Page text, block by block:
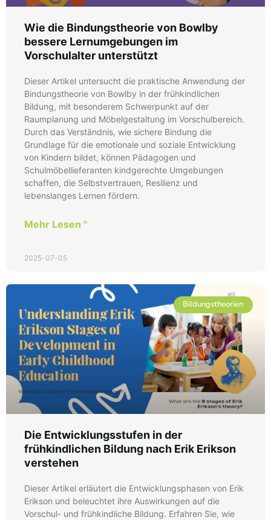
Wie die Bindungstheorie von Bowlby
bessere Lernumgebungen im
Vorschulalter unterstützt
Dieser Artikel untersucht die praktische Anwendung der
Bindungstheorie von Bowlby in der frühkindlichen
Bildung, mit besonderem Schwerpunkt auf der
Raumplanung und Möbelgestaltung im Vorschulbereich.
Durch das Verständnis, wie sichere Bindung die
Grundlage für die emotionale und soziale Entwicklung
von Kindern bildet, können Pädagogen und
Schulmöbellieferanten kindgerechte Umgebungen
schaffen, die Selbstvertrauen, Resilienz und
lebenslanges Lernen fördern.
Mehr Lesen "
2025-07-05
Bildungstheorien
Die Entwicklungsstufen in der
frühkindlichen Bildung nach Erik Erikson
verstehen
Dieser Artikel erläutert die Entwicklungsphasen von Erik
Erikson und beleuchtet ihre Auswirkungen auf die
Vorschul- und frühkindliche Bildung. Erfahren Sie, wie